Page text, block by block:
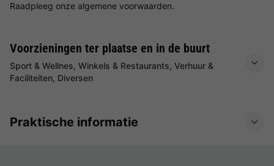
Raadpleeg onze algemene voorwaarden.
Voorzieningen ter plaatse en in de buurt
Sport & Wellnes, Winkels & Restaurants, Verhuur &
Faciliteiten, Diversen
Praktische informatie